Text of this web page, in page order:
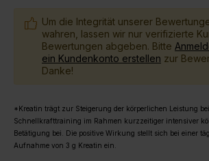
Um die Integrität unserer
wahren, lassen wir nur verifizierte
Bewertungen abgeben. Bitte
ein Kundenkonto erstellen zur
Danke!
*Kreatin trägt zur Steigerung der körperlichen Leistung bei
Schnellkrafttraining im Rahmen kurzzeitiger intensiver
Betätigung bei. Die positive Wirkung stellt sich bei einer
Aufnahme von 3 g Kreatin ein.